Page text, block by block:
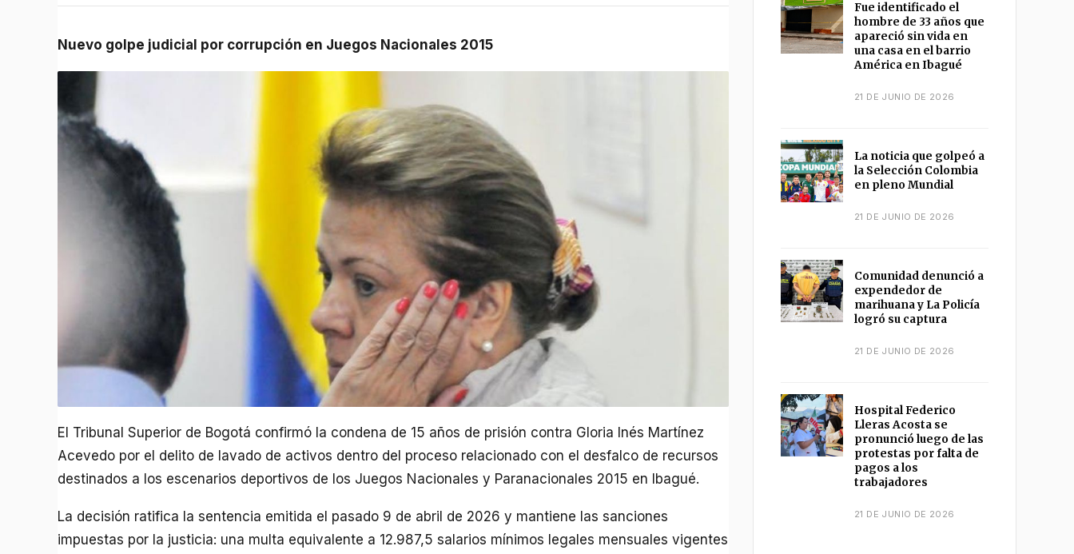
Nuevo golpe judicial por corrupción en Juegos Nacionales 2015
El Tribunal Superior de Bogotá confirmó la condena de 15 años de prisión contra Gloria Inés Martínez
Acevedo por el delito de lavado de activos dentro del proceso relacionado con el desfalco de recursos
destinados a los escenarios deportivos de los Juegos Nacionales y Paranacionales 2015 en Ibagué.
La decisión ratifica la sentencia emitida el pasado 9 de abril de 2026 y mantiene las sanciones
impuestas por la justicia: una multa equivalente a 12.987,5 salarios mínimos legales mensuales vigentes
Fue identificado el
hombre de 33 años que
apareció sin vida en
una casa en el barrio
América en Ibagué
21 DE JUNIO DE 2026
La noticia que golpeó a
la Selección Colombia
en pleno Mundial
21 DE JUNIO DE 2026
Comunidad denunció a
expendedor de
marihuana y La Policía
logró su captura
21 DE JUNIO DE 2026
Hospital Federico
Lleras Acosta se
pronunció luego de las
protestas por falta de
pagos a los
trabajadores
21 DE JUNIO DE 2026